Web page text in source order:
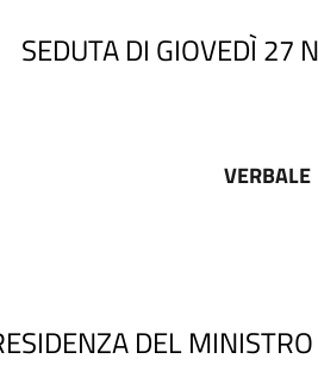
SEDUTA DI GIOVEDÌ 27
VERBALE
DEL